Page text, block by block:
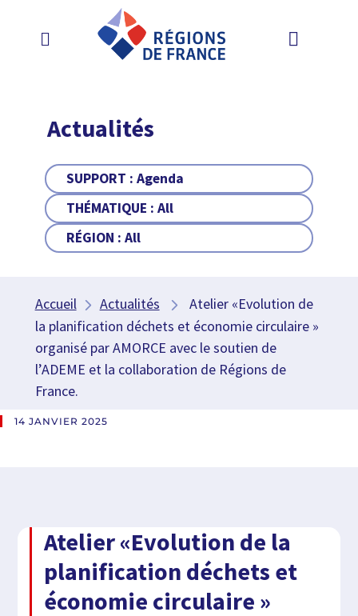
Actualités
SUPPORT :Agenda
THÉMATIQUE :All
RÉGION :All
Accueil Actualités
Atelier «Evolution de
la planification déchets et économie circulaire »
organisé par AMORCE avec le soutien de
l’ADEME et la collaboration de Régions de
France.
14 JANVIER 2025
Atelier «Evolution de la
planification déchets et
économie circulaire »